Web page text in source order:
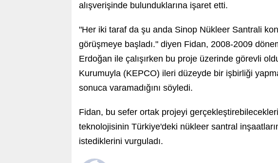
alışverişinde bulunduklarına işaret etti.
"Her iki taraf da şu anda Sinop Nükleer Santrali
görüşmeye başladı." diyen Fidan, 2008-2009
Erdoğan ile çalışırken bu proje üzerinde görevli
Kurumuyla (KEPCO) ileri düzeyde bir işbirliği
sonuca varamadığını söyledi.
Fidan, bu sefer ortak projeyi
teknolojisinin Türkiye'deki nükleer santral
istediklerini vurguladı.